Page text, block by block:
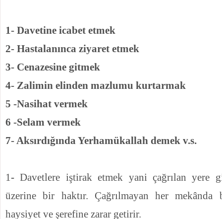
1- Davetine icabet etmek
2- Hastalanınca ziyaret etmek
3- Cenazesine gitmek
4- Zalimin elinden mazlumu kurtarmak
5 -Nasihat vermek
6 -Selam vermek
7- Aksırdığında Yerhamükallah demek v.s.
1-Davetlere iştirak etmek yani çağrılan yere
üzerine bir haktır. Çağrılmayan her mekânda
haysiyet ve şerefine zarar getirir.